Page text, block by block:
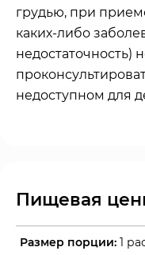
грудью, при
каких-либо
недостаточность)
недоступном для
Пищевая
Размер порции: 1